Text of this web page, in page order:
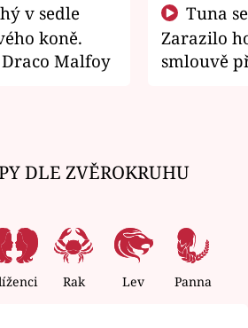
koně.
Malfoy
Zarazilo
smlouvě
DLE ZVĚROKRUHU
Rak Lev Panna